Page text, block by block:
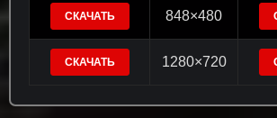
СКАЧАТЬ 848×480
СКАЧАТЬ 1280×720